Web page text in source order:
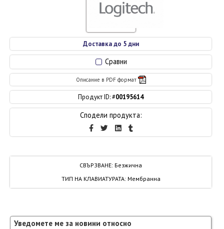
СВЪРЗВАНЕ: Безжична
ТИП НА КЛАВИАТУРАТА: Мембранна
Сравни
Описание в PDF формат
Продукт ID: #00195614
Сподели продукта:
Доставка до 5 дни
Уведомете ме за новини относно